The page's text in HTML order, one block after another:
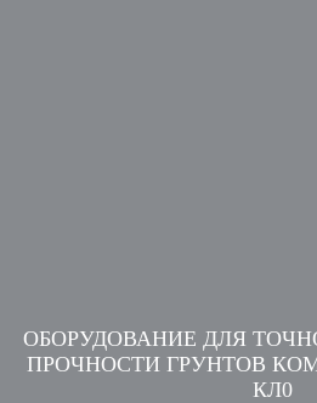
ОБОРУДОВАНИЕ ДЛЯ
ПРОЧНОСТИ ГРУНТОВ
КЛ0